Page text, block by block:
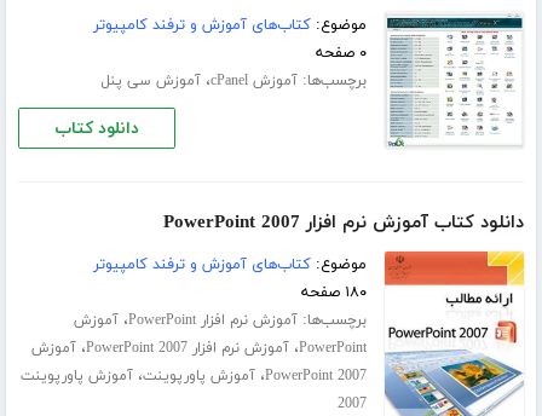
موضوع:کتاب‌های آموزش و ترفند کامپیوتر
۰ صفحه
برچسب‌ها:آموزش cPanel ،آموزش سی پنل
دانلود کتاب
دانلود کتاب آموزش نرم افزار PowerPoint 2007
موضوع:کتاب‌های آموزش و ترفند کامپیوتر
۱۸۰ صفحه
برچسب‌ها:آموزش نرم افزار PowerPoint ،آموزش
PowerPoint،آموزش نرم افزار PowerPoint 2007 ،آموزش
PowerPoint 2007،آموزش پاورپوینت،آموزش پاورپوینت
2007